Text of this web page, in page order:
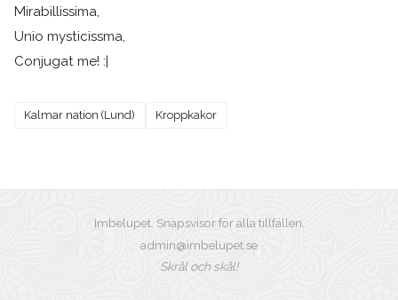
Mirabillissima,
Unio mysticissma,
Conjugat me! :|
Kalmar nation (Lund) Kroppkakor
Imbelupet. Snapsvisor för alla tillfällen.
admin@imbelupet.se
Skrål och skål!